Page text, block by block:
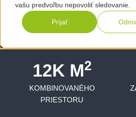
vašu predvoľbu nepovoliť sledovanie.
Prijať
75+
12K M2
KOMBINOVANÉHO
PRIESTORU